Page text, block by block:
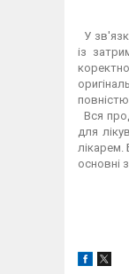
У
із
Вся
для
лікарем.
основні